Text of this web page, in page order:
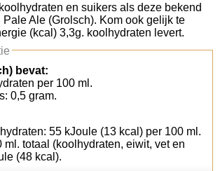
tellen
en suikers als deze bekend
Ale (Grolsch). Kom ook gelijk te
(kcal) 3,3g. koolhydraten levert.
bevat:
per 100 ml.
0,5 gram.
55 kJoule (13 kcal) per 100 ml.
ml. totaal (koolhydraten, eiwit, vet en
(48 kcal).